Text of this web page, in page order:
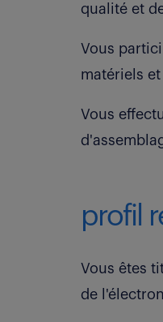
qualité et
Vous
matériels
Vous
profil
Vous êtes
de